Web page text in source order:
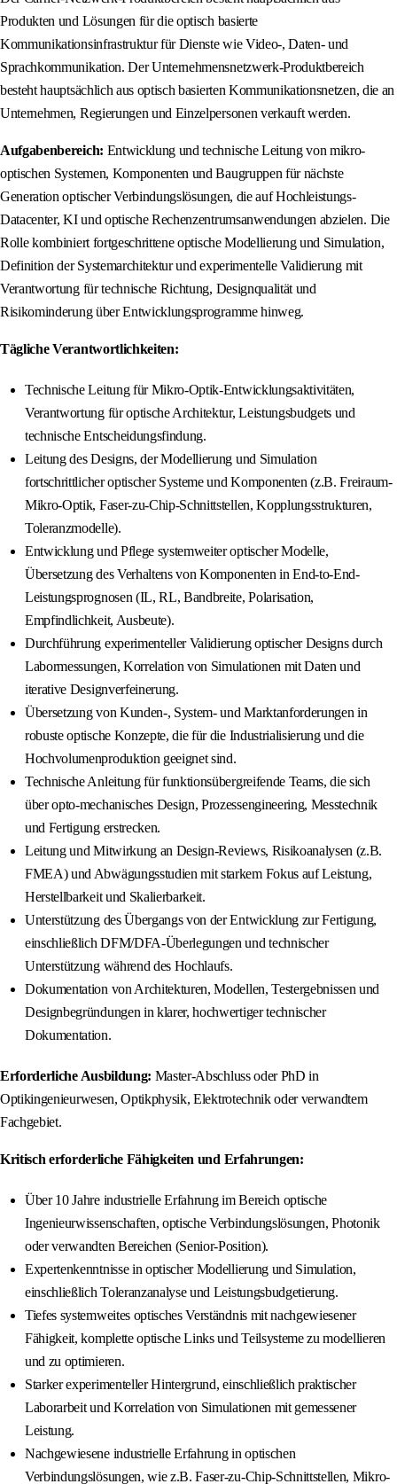
Produkten und Lösungen für die optisch basierte
Kommunikationsinfrastruktur für Dienste wie Video-, Daten- und
Sprachkommunikation. Der Unternehmensnetzwerk-Produktbereich
besteht hauptsächlich aus optisch basierten Kommunikationsnetzen, die an
Unternehmen, Regierungen und Einzelpersonen verkauft werden.
Aufgabenbereich: Entwicklung und technische Leitung von mikro-
optischen Systemen, Komponenten und Baugruppen für nächste
Generation optischer Verbindungslösungen, die auf Hochleistungs-
Datacenter, KI und optische Rechenzentrumsanwendungen abzielen. Die
Rolle kombiniert fortgeschrittene optische Modellierung und Simulation,
Definition der Systemarchitektur und experimentelle Validierung mit
Verantwortung für technische Richtung, Designqualität und
Risikominderung über Entwicklungsprogramme hinweg.
Tägliche Verantwortlichkeiten:
Technische Leitung für Mikro-Optik-Entwicklungsaktivitäten,
Verantwortung für optische Architektur, Leistungsbudgets und
technische Entscheidungsfindung.
Leitung des Designs, der Modellierung und Simulation
fortschrittlicher optischer Systeme und Komponenten (z.B. Freiraum-
Mikro-Optik, Faser-zu-Chip-Schnittstellen, Kopplungsstrukturen,
Toleranzmodelle).
Entwicklung und Pflege systemweiter optischer Modelle,
Übersetzung des Verhaltens von Komponenten in End-to-End-
Leistungsprognosen (IL, RL, Bandbreite, Polarisation,
Empfindlichkeit, Ausbeute).
Durchführung experimenteller Validierung optischer Designs durch
Labormessungen, Korrelation von Simulationen mit Daten und
iterative Designverfeinerung.
Übersetzung von Kunden-, System- und Marktanforderungen in
robuste optische Konzepte, die für die Industrialisierung und die
Hochvolumenproduktion geeignet sind.
Technische Anleitung für funktionsübergreifende Teams, die sich
über opto-mechanisches Design, Prozessengineering, Messtechnik
und Fertigung erstrecken.
Leitung und Mitwirkung an Design-Reviews, Risikoanalysen (z.B.
FMEA) und Abwägungsstudien mit starkem Fokus auf Leistung,
Herstellbarkeit und Skalierbarkeit.
Unterstützung des Übergangs von der Entwicklung zur Fertigung,
einschließlich DFM/DFA-Überlegungen und technischer
Unterstützung während des Hochlaufs.
Dokumentation von Architekturen, Modellen, Testergebnissen und
Designbegründungen in klarer, hochwertiger technischer
Dokumentation.
Erforderliche Ausbildung: Master-Abschluss oder PhD in
Optikingenieurwesen, Optikphysik, Elektrotechnik oder verwandtem
Fachgebiet.
Kritisch erforderliche Fähigkeiten und Erfahrungen:
Über 10 Jahre industrielle Erfahrung im Bereich optische
Ingenieurwissenschaften, optische Verbindungslösungen, Photonik
oder verwandten Bereichen (Senior-Position).
Expertenkenntnisse in optischer Modellierung und Simulation,
einschließlich Toleranzanalyse und Leistungsbudgetierung.
Tiefes systemweites optisches Verständnis mit nachgewiesener
Fähigkeit, komplette optische Links und Teilsysteme zu modellieren
und zu optimieren.
Starker experimenteller Hintergrund, einschließlich praktischer
Laborarbeit und Korrelation von Simulationen mit gemessener
Leistung.
Nachgewiesene industrielle Erfahrung in optischen
Verbindungslösungen, wie z.B. Faser-zu-Chip-Schnittstellen, Mikro-